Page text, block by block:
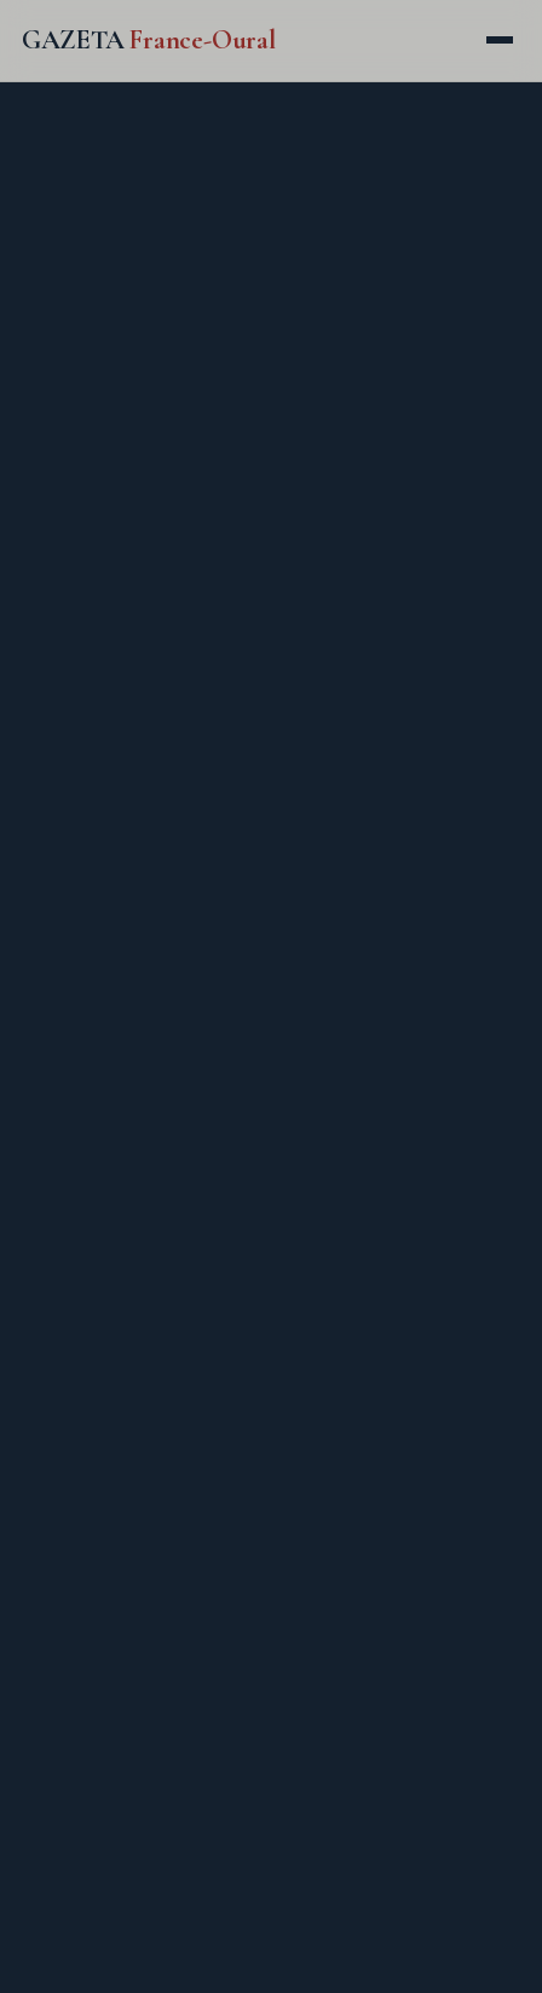
GAZETAFrance-Oural